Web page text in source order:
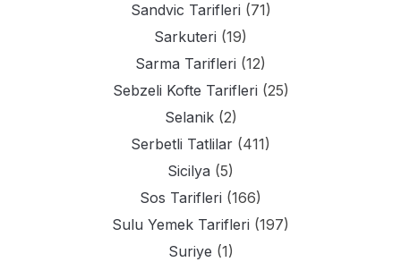
Sandvic Tarifleri (71)
Sarkuteri (19)
Sarma Tarifleri (12)
Sebzeli Kofte Tarifleri (25)
Selanik(2)
Serbetli Tatlilar (411)
Sicilya (5)
Sos Tarifleri (166)
Sulu Yemek Tarifleri (197)
Suriye (1)